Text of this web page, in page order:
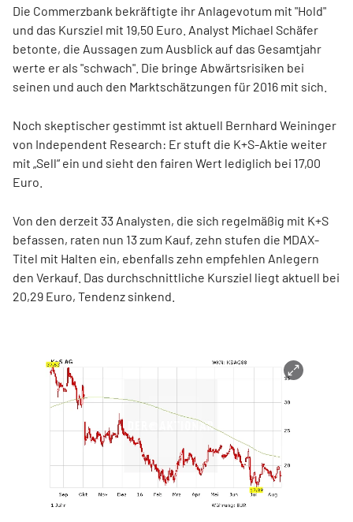
Die Commerzbank bekräftigte ihr Anlagevotum mit "Hold"
und das Kursziel mit 19,50 Euro. Analyst Michael Schäfer
betonte, die Aussagen zum Ausblick auf das Gesamtjahr
werte er als "schwach". Die bringe Abwärtsrisiken bei
seinen und auch den Marktschätzungen für 2016 mit sich.
Noch skeptischer gestimmt ist aktuell Bernhard Weininger
von Independent Research: Er stuft die K+S-Aktie weiter
mit „Sell“ ein und sieht den fairen Wert lediglich bei 17,00
Euro.
Von den derzeit 33 Analysten, die sich regelmäßig mit K+S
befassen, raten nun 13 zum Kauf, zehn stufen die MDAX-
Titel mit Halten ein, ebenfalls zehn empfehlen Anlegern
den Verkauf. Das durchschnittliche Kursziel liegt aktuell bei
20,29 Euro, Tendenz sinkend.